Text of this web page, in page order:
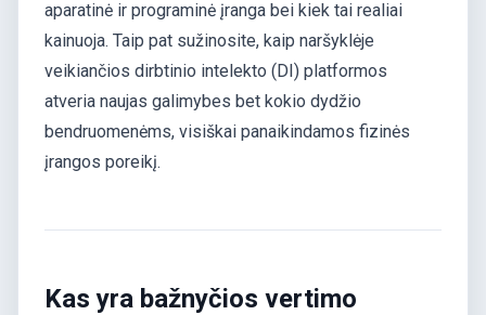
aparatinė ir programinė įranga bei kiek tai realiai
kainuoja. Taip pat sužinosite, kaip naršyklėje
veikiančios dirbtinio intelekto (DI) platformos
atveria naujas galimybes bet kokio dydžio
bendruomenėms, visiškai panaikindamos fizinės
įrangos poreikį.
Kas yra bažnyčios vertimo